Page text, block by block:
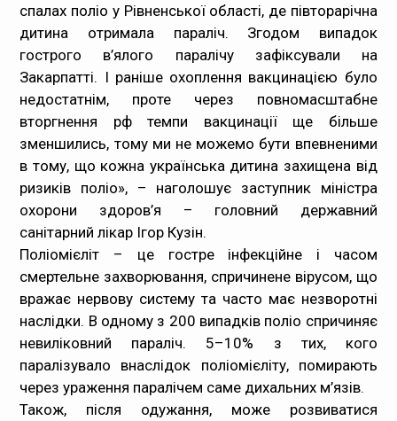
спалах поліо у Рівненської області, де півторарічна
дитина отримала параліч. Згодом випадок
гострого в’ялого паралічу зафіксували на
Закарпатті. І раніше охоплення вакцинацією було
недостатнім, проте через повномасштабне
вторгнення рф темпи вакцинації ще більше
зменшились, тому ми не можемо бути впевненими
в тому, що кожна українська дитина захищена від
ризиків поліо», – наголошує заступник міністра
охорони здоров’я – головний державний
санітарний лікар Ігор Кузін.
Поліомієліт – це гостре інфекційне і часом
смертельне захворювання, спричинене вірусом, що
вражає нервову систему та часто має незворотні
наслідки. В одному з 200 випадків поліо спричиняє
невиліковний параліч. 5–10% з тих, кого
паралізувало внаслідок поліомієліту, помирають
через ураження паралічем саме дихальних м’язів.
Також, після одужання, може розвиватися